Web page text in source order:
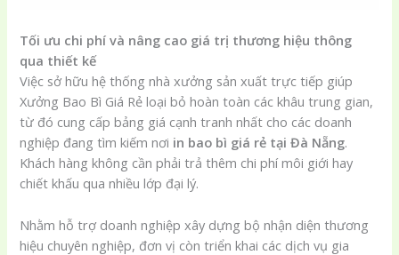
Tối ưu chi phí và nâng cao giá trị thương hiệu thông
qua thiết kế
Việc sở hữu hệ thống nhà xưởng sản xuất trực tiếp giúp
Xưởng Bao Bì Giá Rẻ loại bỏ hoàn toàn các khâu trung gian,
từ đó cung cấp bảng giá cạnh tranh nhất cho các doanh
nghiệp đang tìm kiếm nơi in bao bì giá rẻ tại Đà Nẵng.
Khách hàng không cần phải trả thêm chi phí môi giới hay
chiết khấu qua nhiều lớp đại lý.
Nhằm hỗ trợ doanh nghiệp xây dựng bộ nhận diện thương
hiệu chuyên nghiệp, đơn vị còn triển khai các dịch vụ gia